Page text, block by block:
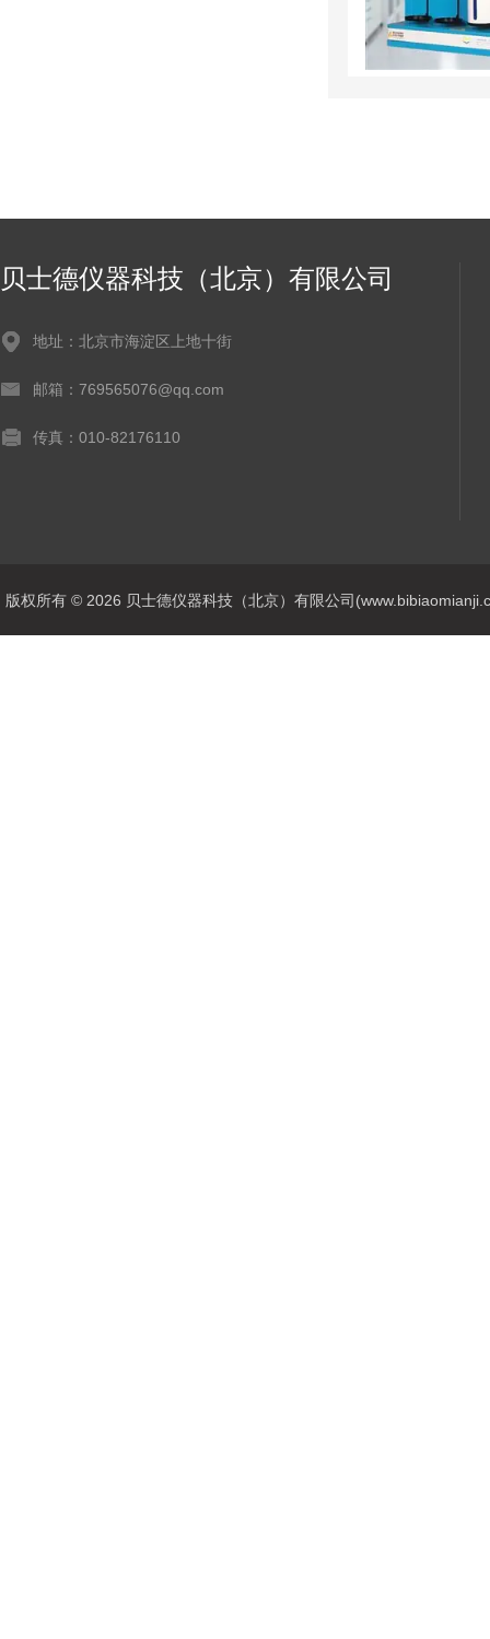
贝士德仪器科技（北京）有限公司
地址：北京市海淀区上地十街
邮箱：769565076@qq.com
传真：010-82176110
版权所有 © 2026 贝士德仪器科技（北京）有限公司